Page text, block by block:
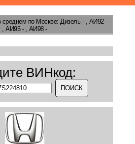
по Москве: Дизель - , АИ92 -
, АИ95 - , АИ98 -
ВИНкод: